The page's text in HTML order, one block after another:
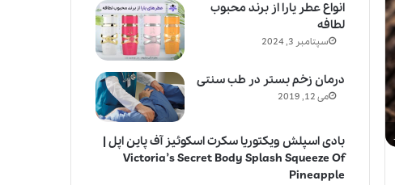
انواع عطر یارا از برند محبوب
لطافه
سپتامبر 3, 2024
درمان زخم بستر در طب سنتی
می 12, 2019
بادی اسپلش ویکتوریا سکرت اسکوئیز آف پاین اپل |
Victoria’s Secret Body Splash Squeeze Of
Pineapple